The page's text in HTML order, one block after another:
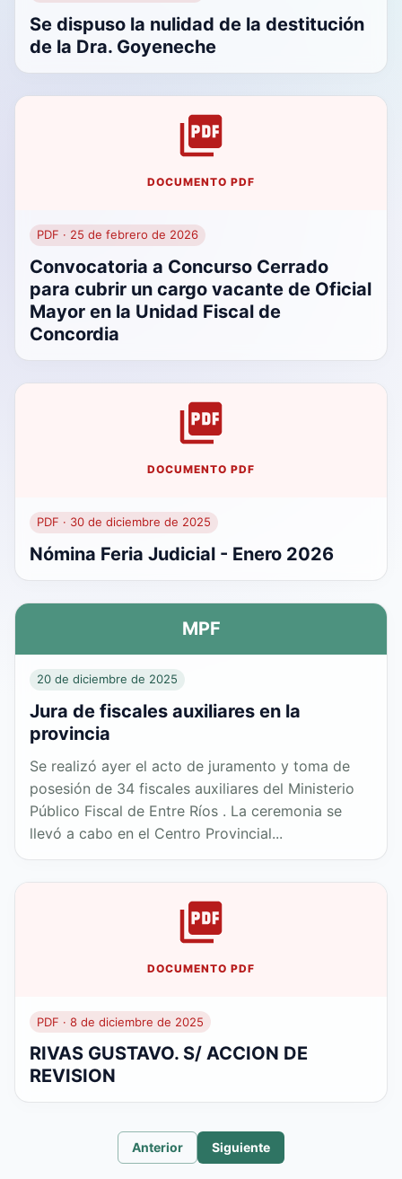
Se dispuso la nulidad de la destitución
de la Dra. Goyeneche
DOCUMENTO PDF
PDF · 25 de febrero de 2026
Convocatoria a Concurso Cerrado
para cubrir un cargo vacante de Oficial
Mayor en la Unidad Fiscal de
Concordia
DOCUMENTO PDF
PDF · 30 de diciembre de 2025
Nómina Feria Judicial - Enero 2026
MPF
20 de diciembre de 2025
Jura de fiscales auxiliares en la
provincia
Se realizó ayer el acto de juramento y toma de
posesión de 34 fiscales auxiliares del Ministerio
Público Fiscal de Entre Ríos . La ceremonia se
llevó a cabo en el Centro Provincial...
DOCUMENTO PDF
PDF · 8 de diciembre de 2025
RIVAS GUSTAVO. S/ ACCION DE
REVISION
Anterior Siguiente